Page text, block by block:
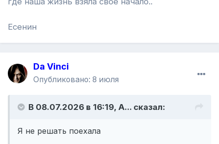
Есенин
Da Vinci
Опубликовано: 8 июля
В 08.07.2026 в 16:19, A... сказал:
Я не решать поехала